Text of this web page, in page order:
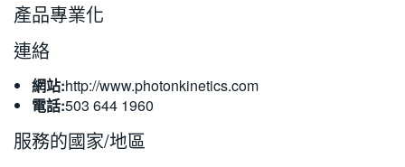
简体中文
한국어
繁體中文
產品專業化
連絡
網站:http://www.photonkinetics.com
電話:503 644 1960
服務的國家/地區